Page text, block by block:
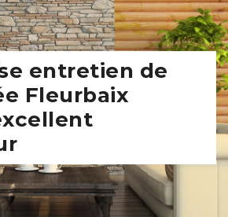
entretien de
Fleurbaix